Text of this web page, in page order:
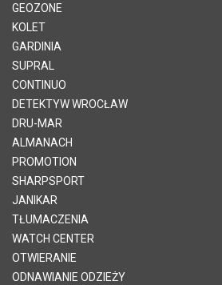
GEOZONE
KOLET
GARDINIA
SUPRAL
CONTINUO
DETEKTYW WROCŁAW
DRU-MAR
ALMANACH
PROMOTION
SHARPSPORT
JANIKAR
TŁUMACZENIA
WATCH CENTER
OTWIERANIE
ODNAWIANIE ODZIEŻY